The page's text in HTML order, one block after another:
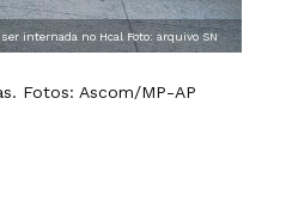
internada no Hcal Foto: arquivo SN
Fotos: Ascom/MP-AP